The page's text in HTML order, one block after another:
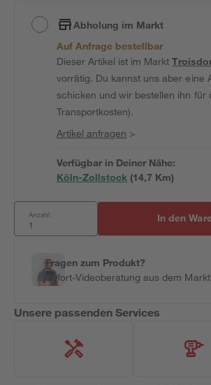
Abholung im Markt
Auf Anfrage bestellbar
Dieser Artikel ist im Markt
vorrätig. Du kannst uns aber eine
schicken und wir bestellen ihn für
Transportkosten).
Artikel anfragen >
Verfügbar in Deiner Nähe:
Köln-Zollstock (14,7 Km)
Anzahl: In den
Fragen zum Produkt?
Sofort-Videoberatung aus dem Markt
Unsere passenden Services